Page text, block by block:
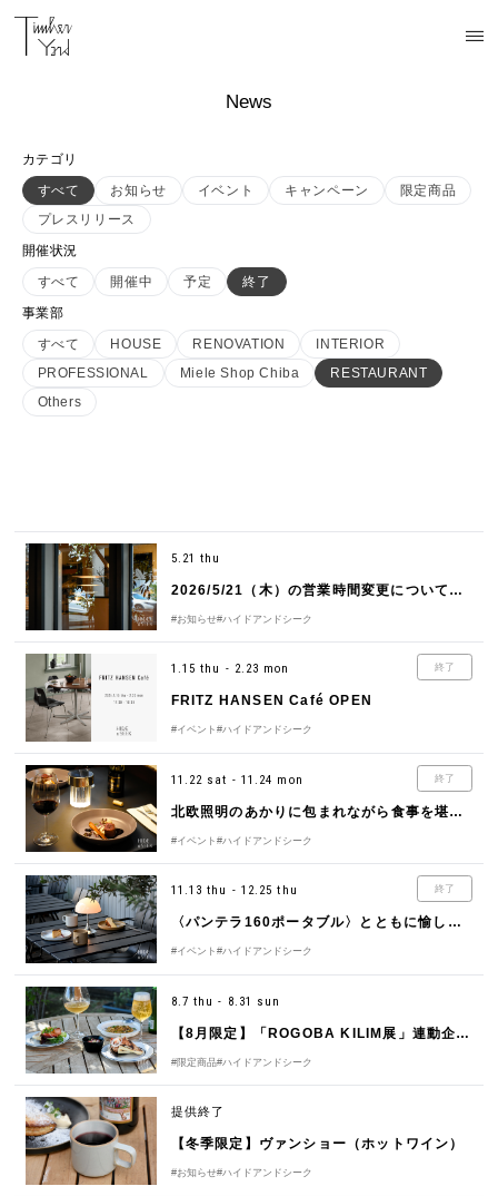
News
カテゴリ
すべて
お知らせ イベント キャンペーン
限定商品
プレスリリース
開催状況
すべて
開催中 予定
終了
事業部
すべて
HOUSE RENOVATION
INTERIOR
PROFESSIONAL
Miele Shop Chiba
RESTAURANT
Others
5.21 thu
2026/5/21（木）の営業時間変更についてのご案内
#お知らせ#ハイドアンドシーク
終了
1.15 thu - 2.23 mon
FRITZ HANSEN Café OPEN
#イベント #ハイドアンドシーク
終了
11.22 sat - 11.24 mon
北欧照明のあかりに包まれながら食事を堪能する「3日間限定ディナータイム」
#イベント #ハイドアンドシーク
終了
11.13 thu - 12.25 thu
〈パンテラ160ポータブル〉とともに愉しむ「カフェタイム」
#イベント #ハイドアンドシーク
8.7 thu - 8.31 sun
【8月限定】「ROGOBA KILIM展」連動企画！中東の味と美を愉しむ特別な時間
#限定商品#ハイドアンドシーク
提供終了
【冬季限定】ヴァンショー（ホットワイン）
#お知らせ#ハイドアンドシーク